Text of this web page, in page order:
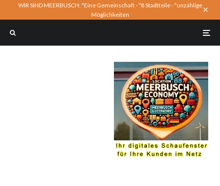
WIR SIND MEERBUSCH: *Eine Gemeinschaft - *8 Stadtteile - *unzählige
Möglichkeiten